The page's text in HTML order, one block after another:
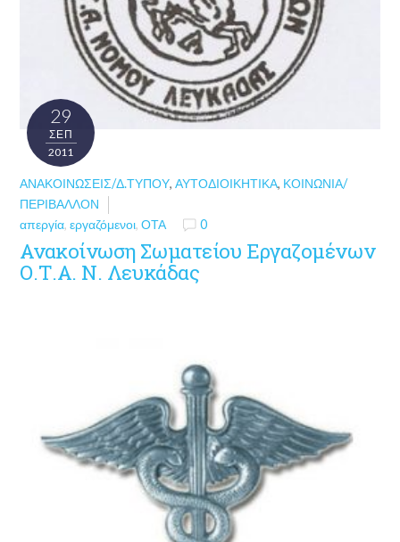
29
ΣΕΠ
2011
ΑΝΑΚΟΙΝΏΣΕΙΣ/Δ.ΤΎΠΟΥ,ΑΥΤΟΔΙΟΙΚΗΤΙΚΆ, ΚΟΙΝΩΝΊΑ/
ΠΕΡΙΒΆΛΛΟΝ
απεργία,εργαζόμενοι,ΟΤΑ 0
Ανακοίνωση Σωματείου Εργαζομένων
Ο.Τ.Α. Ν. Λευκάδας